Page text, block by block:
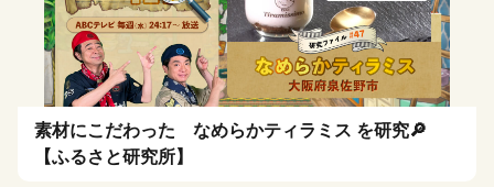
素材にこだわった なめらかティラミス を研究🔎
【ふるさと研究所】